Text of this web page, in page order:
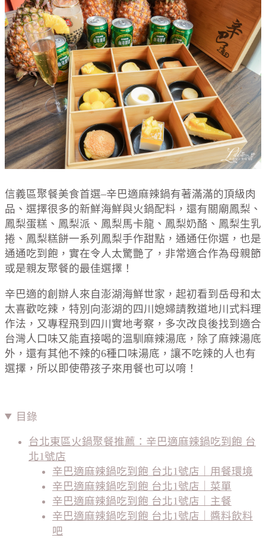
信義區聚餐美食首選–辛巴適麻辣鍋有著滿滿的頂級肉
品、選擇很多的新鮮海鮮與火鍋配料，還有關廟鳳梨、
鳳梨蛋糕、鳳梨派、鳳梨馬卡龍、鳳梨奶酪、鳳梨生乳
捲、鳳梨糕餅一系列鳳梨手作甜點，通通任你選，也是
通通吃到飽，實在令人太驚艷了，非常適合作為母親節
或是親友聚餐的最佳選擇！
辛巴適的創辦人來自澎湖海鮮世家，起初看到岳母和太
太喜歡吃辣，特別向澎湖的四川媳婦請教道地川式料理
作法，又專程飛到四川實地考察，多次改良後找到適合
台灣人口味又能直接喝的溫馴麻辣湯底，除了麻辣湯底
外，還有其他不辣的6種口味湯底，讓不吃辣的人也有
選擇，所以即使帶孩子來用餐也可以唷！
目錄
台北東區火鍋聚餐推薦：辛巴適麻辣鍋吃到飽 台
北1號店
辛巴適麻辣鍋吃到飽 台北1號店｜用餐環境
辛巴適麻辣鍋吃到飽 台北1號店｜菜單
辛巴適麻辣鍋吃到飽 台北1號店｜主餐
辛巴適麻辣鍋吃到飽 台北1號店｜醬料飲料
吧